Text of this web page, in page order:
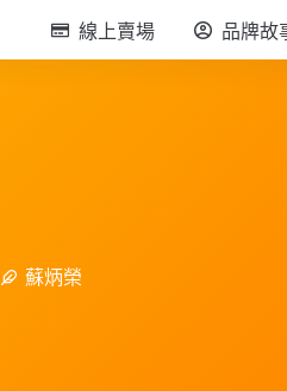
線上賣場 品牌故
蘇炳榮